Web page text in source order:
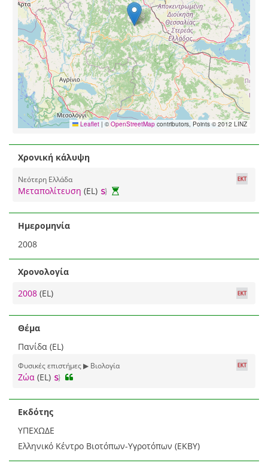
Leaflet | ©OpenStreetMap contributors, Points © 2012 LINZ
Χρονική κάλυψη
Νεότερη Ελλάδα
Μεταπολίτευση (EL)
Ημερομηνία
2008
Χρονολογία
2008 (EL)
Θέμα
Πανίδα (EL)
Φυσικές επιστήμες ▶ Βιολογία
Ζώα (EL)
Εκδότης
ΥΠΕΧΩΔΕ
Ελληνικό Κέντρο Βιοτόπων-Υγροτόπων (ΕΚΒΥ)